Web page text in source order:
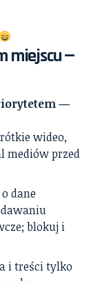
miejscu —
—
wideo,
mediów przed
dane
blokuj i
i treści tylko